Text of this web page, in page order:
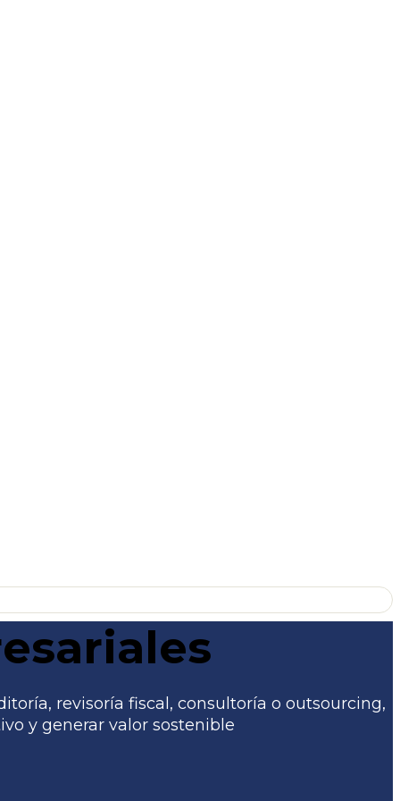
revisoría fiscal, consultoría o outsourcing,
y generar valor sostenible